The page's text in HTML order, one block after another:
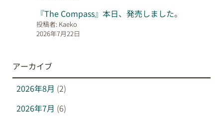
『The Compass』本日、発売しました。
投稿者: Kaeko
2026年7月22日
アーカイブ
2026年8月 (2)
2026年7月 (6)